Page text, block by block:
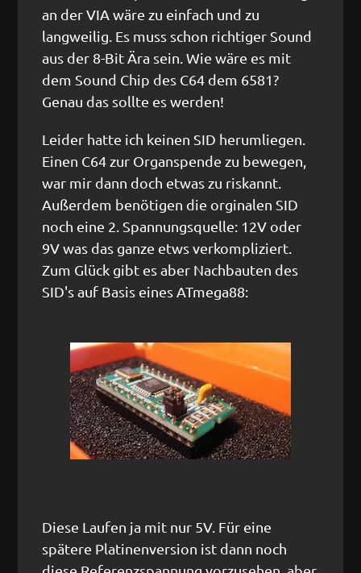
an der VIA wäre zu einfach und zu
langweilig. Es muss schon richtiger Sound
aus der 8-Bit Ära sein. Wie wäre es mit
dem Sound Chip des C64 dem 6581?
Genau das sollte es werden!
Leider hatte ich keinen SID herumliegen.
Einen C64 zur Organspende zu bewegen,
war mir dann doch etwas zu riskannt.
Außerdem benötigen die orginalen SID
noch eine 2. Spannungsquelle: 12V oder
9V was das ganze etws verkompliziert.
Zum Glück gibt es aber Nachbauten des
SID's auf Basis eines ATmega88:
Diese Laufen ja mit nur 5V. Für eine
spätere Platinenversion ist dann noch